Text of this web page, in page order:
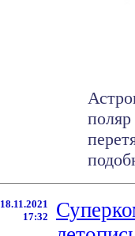
18.11.2021
17:32